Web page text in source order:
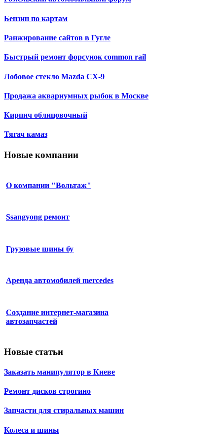
Бензин по картам
Ранжирование сайтов в Гугле
Быстрый ремонт форсунок common rail
Лобовое стекло Mazda CX-9
Продажа аквариумных рыбок в Москве
Кирпич облицовочный
Тягач камаз
Новые компании
О компании "Вольтаж"
Ssangyong ремонт
Грузовые шины бу
Аренда автомобилей mercedes
Создание интернет-магазина
автозапчастей
Новые статьи
Заказать манипулятор в Киеве
Ремонт дисков строгино
Запчасти для стиральных машин
Колеса и шины